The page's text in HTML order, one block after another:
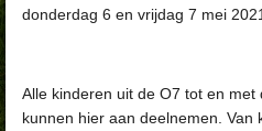
donderdag 6 en vrijdag 7 mei 2021.
Alle kinderen uit de O7 tot en
kunnen hier aan deelnemen. Van